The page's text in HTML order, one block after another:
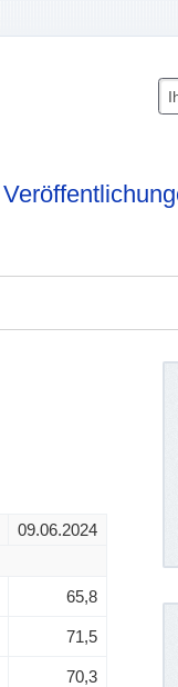
09.06.2024
65,8
71,5
70,3